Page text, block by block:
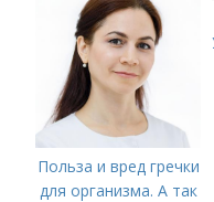
Польза и вред гречки
для организма. А так